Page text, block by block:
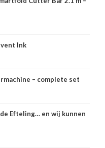
Ink
– complete set
Efteling… en wij kunnen